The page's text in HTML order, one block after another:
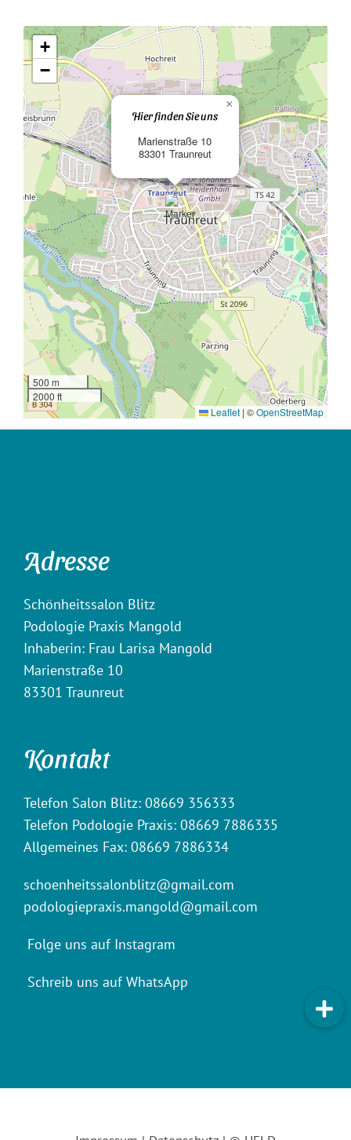
Hier finden Sie uns
Marienstraße 10
83301 Traunreut
×
+
−
500 m
2000 ft
Leaflet | ©OpenStreetMap
Adresse
Schönheitssalon Blitz
Podologie Praxis Mangold
Inhaberin: Frau Larisa Mangold
Marienstraße 10
83301 Traunreut
Kontakt
Telefon Salon Blitz: 08669 356333
Telefon Podologie Praxis: 08669 7886335
Allgemeines Fax: 08669 7886334
schoenheitssalonblitz@gmail.com
podologiepraxis.mangold@gmail.com
Folge uns auf Instagram
Schreib uns auf WhatsApp